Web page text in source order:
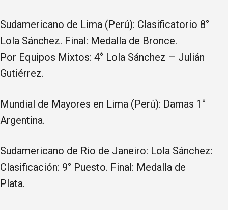
Sudamericano de Lima (Perú): Clasificatorio 8°
Lola Sánchez. Final: Medalla de Bronce.
Por Equipos Mixtos: 4° Lola Sánchez – Julián
Gutiérrez.
Mundial de Mayores en Lima (Perú): Damas 1°
Argentina.
Sudamericano de Rio de Janeiro: Lola Sánchez:
Clasificación: 9° Puesto. Final: Medalla de
Plata.